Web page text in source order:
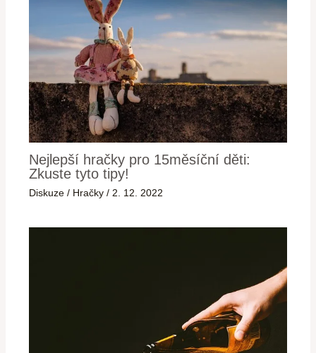
Nejlepší hračky pro 15měsíční děti:
Zkuste tyto tipy!
Diskuze / Hračky /2. 12. 2022